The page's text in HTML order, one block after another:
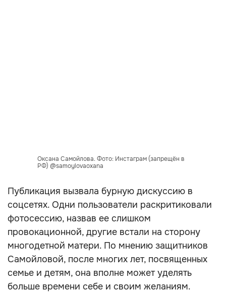
Оксана Самойлова. Фото: Инстаграм (запрещён в
РФ) @samoylovaoxana
Публикация вызвала бурную дискуссию в
соцсетях. Одни пользователи раскритиковали
фотосессию, назвав ее слишком
провокационной, другие встали на сторону
многодетной матери. По мнению защитников
Самойловой, после многих лет, посвященных
семье и детям, она вполне может уделять
больше времени себе и своим желаниям.